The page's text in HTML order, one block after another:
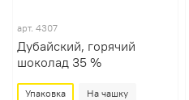
арт. 4307
Дубайский, горячий
шоколад 35 %
Упаковка На чашку